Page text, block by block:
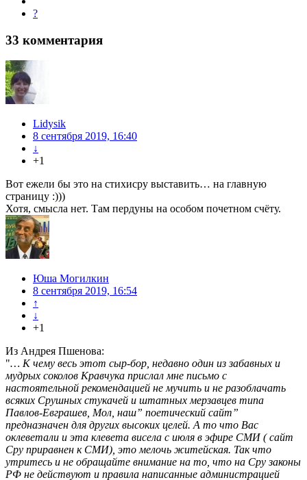
?
33 комментария
Lidysik
8 сентября 2019, 16:40
↓
+1
Вот ежели бы это на стихисру выставить… на главную
страницу :)))
Хотя, смысла нет. Там пердуны на особом почетном счёту.
Юша Могилкин
8 сентября 2019, 16:54
↑
↓
+1
Из Андрея Пшенова:
"… К чему весь этот сыр-бор, недавно один из забавных и
мудрых соколов Кравчука прислал мне письмо с
настоятельной рекомендацией не мучить и не разоблачать
всяких Срушных стукачей и штатных мерзавцев типа
Павлов-Евграшев, Мол, наш” поетический сайт”
предназначен для других высоких целей. А то что Вас
оклеветали и эта клевета висела с июля в эфире СМИ ( сайт
Сру приравнен к СМИ), это мелочь житейская. Так что
утритесь и не обращайте внимание на то, что на Сру законы
РФ не действуют и правила написанные администрацией